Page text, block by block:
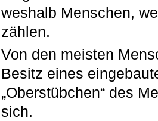
weshalb Menschen,
zählen.
Von den meisten
Besitz eines
„Oberstübchen“ des
sich.